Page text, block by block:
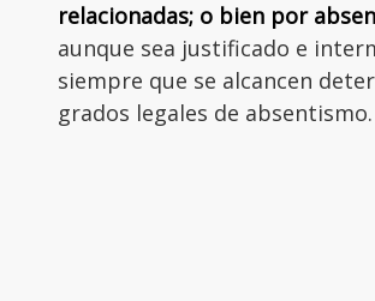
relacionadas; o bien por
aunque sea justificado e
siempre que se alcancen
grados legales de absentismo.